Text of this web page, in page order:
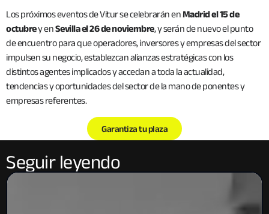
Los próximos eventos de Vitur se celebrarán enMadrid el 15 de
octubrey enSevilla el 26 de noviembre, y serán de nuevo el punto
de encuentro para que operadores, inversores y empresas del sector
impulsen su negocio, establezcan alianzas estratégicas con los
distintos agentes implicados y accedan a toda la actualidad,
tendencias y oportunidades del sector de la mano de ponentes y
empresas referentes.
Garantiza tu plaza
Seguir leyendo